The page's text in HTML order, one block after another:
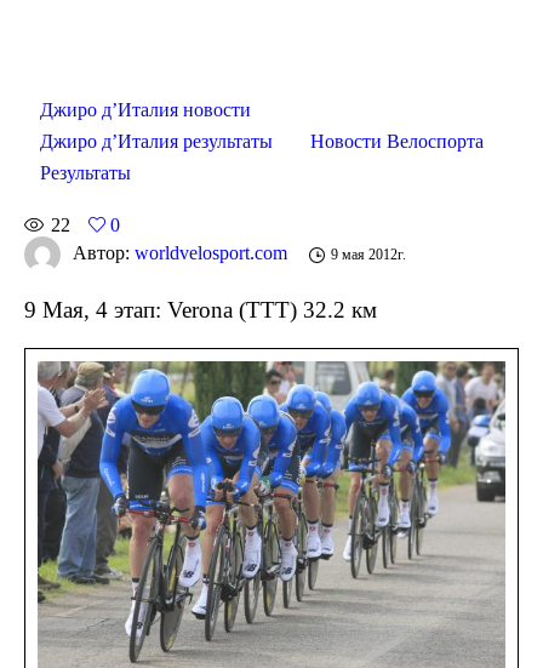
Джиро д’Италия новости
Джиро д’Италия результаты
Новости Велоспорта
Результаты
22
0
Автор: worldvelosport.com 9 мая 2012г.
9 Мая, 4 этап: Verona (TTT) 32.2 км